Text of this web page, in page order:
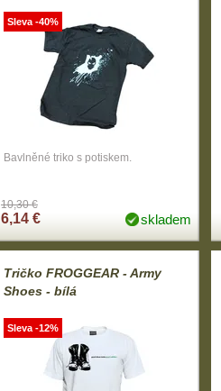
Bavlněné triko s potiskem.
10,30 €
6,14 € skladem
Sleva -40%
Tričko FROGGEAR - Army
Shoes - bílá
Sleva -12%